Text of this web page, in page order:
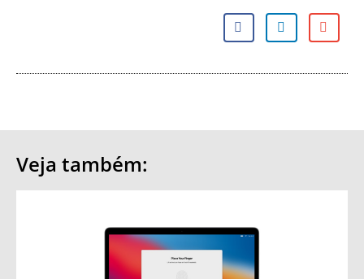
Veja também: